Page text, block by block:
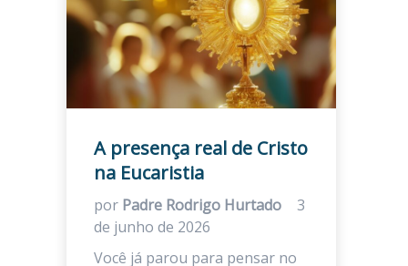
A presença real de Cristo
na Eucaristia
por Padre Rodrigo Hurtado
3
de junho de 2026
Você já parou para pensar no